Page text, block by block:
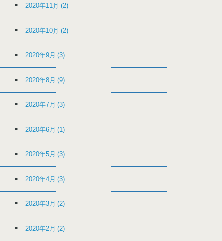
2020年11月 (2)
2020年10月 (2)
2020年9月 (3)
2020年8月 (9)
2020年7月 (3)
2020年6月 (1)
2020年5月 (3)
2020年4月 (3)
2020年3月 (2)
2020年2月 (2)